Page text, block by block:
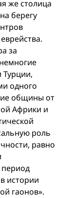
же столица
берегу
за
одного
общины от
Африки и
роль
равно
период
истории
гаонов».